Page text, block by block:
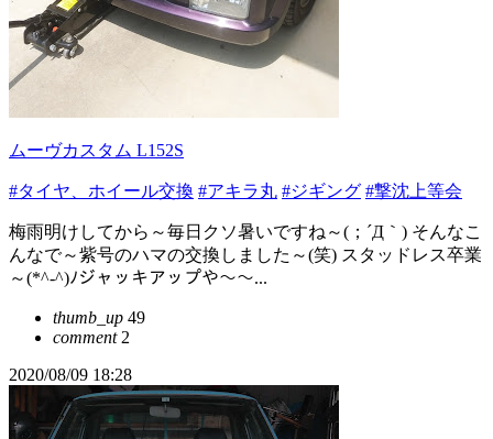
ムーヴカスタム L152S
#タイヤ、ホイール交換 #アキラ丸 #ジギング #撃沈上等会
梅雨明けしてから～毎日クソ暑いですね～(；´Д｀) そんなこ
んなで～紫号のハマの交換しました～(笑) スタッドレス卒業
～(*^-^)ﾉジャッキアップや～～...
thumb_up 49
comment2
2020/08/09 18:28